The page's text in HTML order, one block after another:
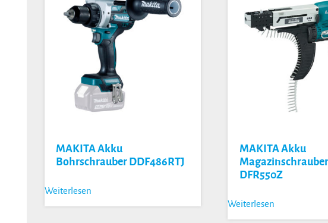
MAKITA Akku
Bohrschrauber DDF486RTJ
Weiterlesen
MAKITA Akku
Magazinschrauber
DFR550Z
Weiterlesen